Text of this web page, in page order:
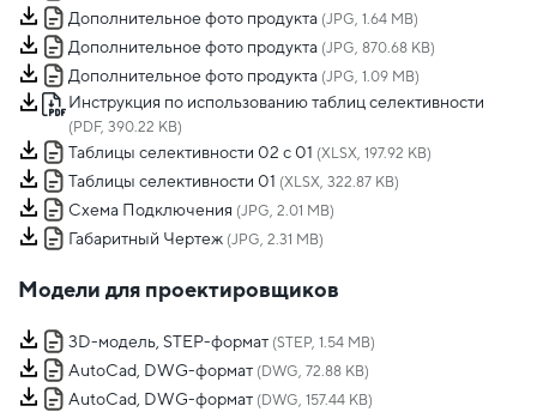
Дополнительное фото продукта (JPG, 1.64 MB)
Дополнительное фото продукта (JPG, 870.68 KB)
Дополнительное фото продукта (JPG, 1.09 MB)
Инструкция по использованию таблиц селективности
(PDF, 390.22 KB)
Таблицы селективности 02 с 01 (XLSX, 197.92 KB)
Таблицы селективности 01 (XLSX, 322.87 KB)
Схема Подключения (JPG, 2.01 MB)
Габаритный Чертеж (JPG, 2.31 MB)
Модели для проектировщиков
3D-модель, STEP-формат (STEP, 1.54 MB)
AutoCad, DWG-формат (DWG, 72.88 KB)
AutoCad, DWG-формат (DWG, 157.44 KB)